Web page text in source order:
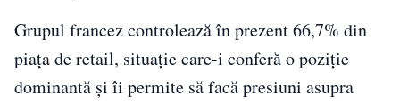
Grupul francez controlează în prezent 66,7% din
piaţa de retail, situaţie care-i conferă o poziţie
dominantă şi îi permite să facă presiuni asupra